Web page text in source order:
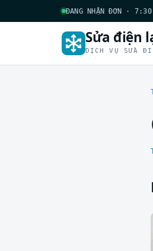
ĐANG NHẬN ĐƠN ·
Sửa điện
DỊCH VỤ SỬA